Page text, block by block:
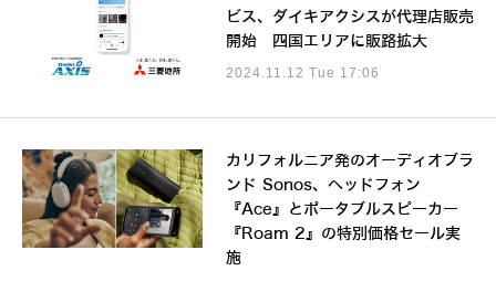
ビス、ダイキアクシスが代理店販売
開始 四国エリアに販路拡大
2024.11.12 Tue 17:06
カリフォルニア発のオーディオブラ
ンド Sonos、ヘッドフォン
『Ace』とポータブルスピーカー
『Roam 2』の特別価格セール実
施